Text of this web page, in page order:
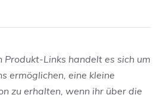
Produkt-Links handelt es sich um
ermöglichen, eine kleine
zu erhalten, wenn ihr über die